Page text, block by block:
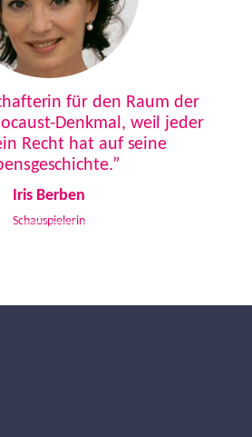
für den Raum der
Denkmal, weil jeder
Recht hat auf seine
Iris Berben
Schauspielerin